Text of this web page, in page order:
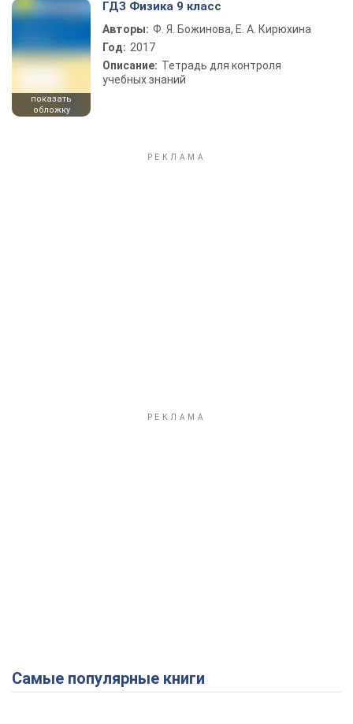
показать
обложку
ГДЗ Физика 9 класс
Авторы: Ф. Я. Божинова, Е. А. Кирюхина
Год: 2017
Описание: Тетрадь для контроля
учебных знаний
Самые популярные книги